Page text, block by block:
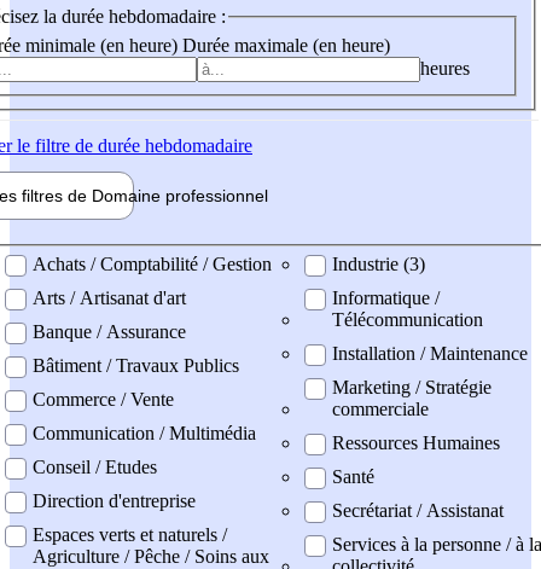
la durée hebdomadaire :
minimale (en heure) Durée maximale (en heure)
heures
le filtre de durée hebdomadaire
filtres de Domaine professionnel
professionel
Achats / Comptabilité / Gestion
Arts / Artisanat d'art
Banque / Assurance
Bâtiment / Travaux Publics
Commerce / Vente
Communication / Multimédia
Conseil / Etudes
Direction d'entreprise
Espaces verts et naturels /
Agriculture / Pêche / Soins aux
Industrie (3)
Informatique /
Télécommunication
Installation / Maintenance
Marketing / Stratégie
commerciale
Ressources Humaines
Santé
Secrétariat / Assistanat
Services à la personne / à la